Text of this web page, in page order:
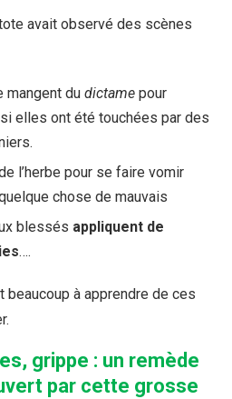
avait observé des scènes
mangent du dictame pour
elles ont été touchées par des
l’herbe pour se faire vomir
chose de mauvais
blessés appliquent de
….
beaucoup à apprendre de ces
grippe : un remède
par cette grosse